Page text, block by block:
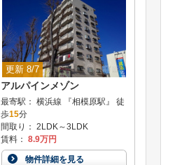
更新 8/7
アルパインメゾン
最寄駅： 横浜線 『相模原駅』 徒
歩15分
間取り： 2LDK～3LDK
賃料： 8.9万円
物件詳細を見る